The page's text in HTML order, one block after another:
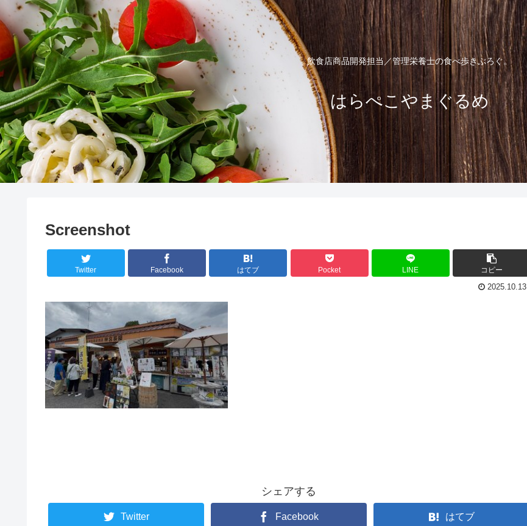
飲食店商品開発担当／管理栄養士の食べ歩きぶろぐ。
はらぺこやまぐるめ
Screenshot
Twitter Facebook はてブ Pocket LINE コピー
2025.10.13
シェアする
Twitter Facebook はてブ